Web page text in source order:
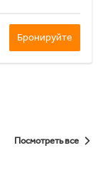
Бронируйте
Посмотреть все